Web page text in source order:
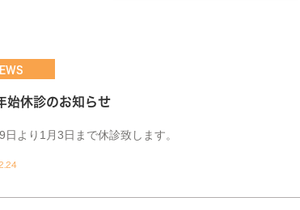
始休診のお知らせ
日より1月3日まで休診致します。